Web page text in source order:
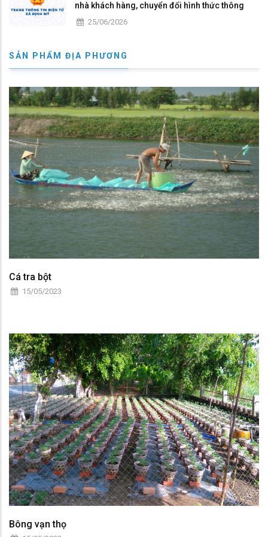
nhà khách hàng, chuyển đổi hình thức thông
báo và thanh toán tiền điện trên địa bàn tỉnh An
25/06/2026
SẢN PHẨM ĐỊA PHƯƠNG
Cá tra bột
15/05/2023
Bông vạn thọ